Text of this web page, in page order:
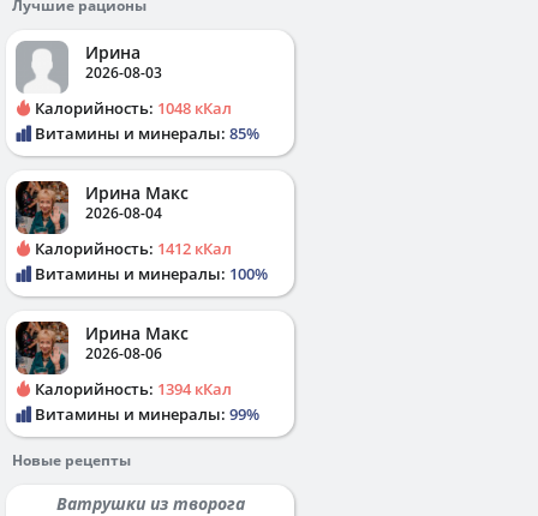
Лучшие рационы
Ирина
2026-08-03
Калорийность: 1048 кКал
Витамины и минералы: 85%
Ирина Макс
2026-08-04
Калорийность: 1412 кКал
Витамины и минералы: 100%
Ирина Макс
2026-08-06
Калорийность: 1394 кКал
Витамины и минералы: 99%
Новые рецепты
Ватрушки из творога